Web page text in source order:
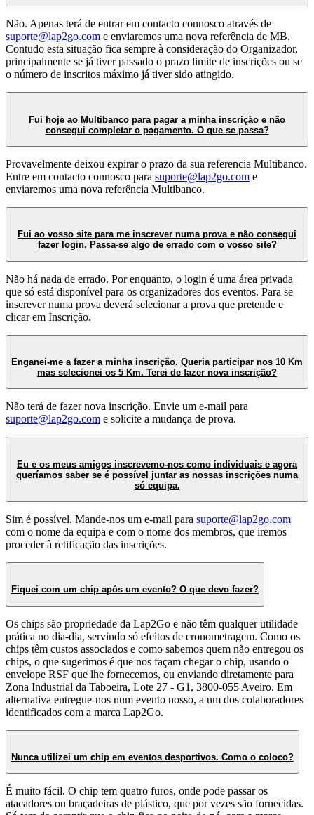
Não. Apenas terá de entrar em contacto connosco através de
suporte@lap2go.com e enviaremos uma nova referência de MB.
Contudo esta situação fica sempre à consideração do Organizador,
principalmente se já tiver passado o prazo limite de inscrições ou se
o número de inscritos máximo já tiver sido atingido.
Fui hoje ao Multibanco para pagar a minha inscrição e não
consegui completar o pagamento. O que se passa?
Provavelmente deixou expirar o prazo da sua referencia Multibanco.
Entre em contacto connosco para suporte@lap2go.com e
enviaremos uma nova referência Multibanco.
Fui ao vosso site para me inscrever numa prova e não consegui
fazer login. Passa-se algo de errado com o vosso site?
Não há nada de errado. Por enquanto, o login é uma área privada
que só está disponível para os organizadores dos eventos. Para se
inscrever numa prova deverá selecionar a prova que pretende e
clicar em Inscrição.
Enganei-me a fazer a minha inscrição. Queria participar nos 10 Km
mas selecionei os 5 Km. Terei de fazer nova inscrição?
Não terá de fazer nova inscrição. Envie um e-mail para
suporte@lap2go.com e solicite a mudança de prova.
Eu e os meus amigos inscrevemo-nos como individuais e agora
queríamos saber se é possível juntar as nossas inscrições numa
só equipa.
Sim é possível. Mande-nos um e-mail para suporte@lap2go.com
com o nome da equipa e com o nome dos membros, que iremos
proceder à retificação das inscrições.
Fiquei com um chip após um evento? O que devo fazer?
Os chips são propriedade da Lap2Go e não têm qualquer utilidade
prática no dia-dia, servindo só efeitos de cronometragem. Como os
chips têm custos associados e como sabemos quem não entregou os
chips, o que sugerimos é que nos façam chegar o chip, usando o
envelope RSF que lhe fornecemos, ou enviando diretamente para
Zona Industrial da Taboeira, Lote 27 - G1, 3800-055 Aveiro. Em
alternativa entregue-nos num evento nosso, a um dos colaboradores
identificados com a marca Lap2Go.
Nunca utilizei um chip em eventos desportivos. Como o coloco?
É muito fácil. O chip tem quatro furos, onde pode passar os
atacadores ou braçadeiras de plástico, que por vezes são fornecidas.